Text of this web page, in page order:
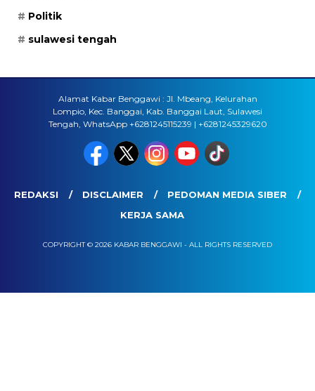
Politik
sulawesi tengah
Alamat Kabar Benggawi : Jl. Mbeang, Kelurahan
Lompio, Kec. Banggai, Kab. Banggai Laut, Sulawesi
Tengah, WhatsApp +6281245115239 | +6281245329620
REDAKSI DISCLAIMER
PEDOMAN MEDIA SIBER
KERJA SAMA
COPYRIGHT © 2026 KABAR BENGGAWI - ALL RIGHTS RESERVED